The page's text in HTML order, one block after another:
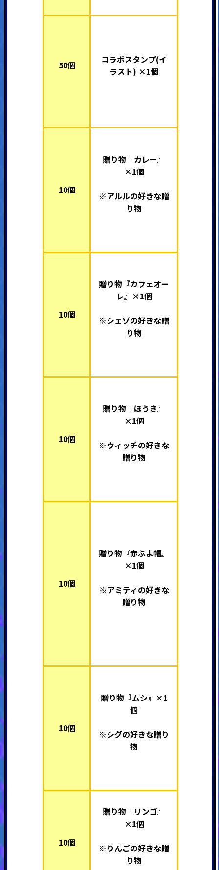
50個
コラボスタンプ(イ
ラスト) ×1個
10個
贈り物『カレー』
×1個
※アルルの好きな贈
り物
10個
贈り物『カフェオー
レ』×1個
※シェゾの好きな贈
り物
10個
贈り物『ほうき』
×1個
※ウィッチの好きな
贈り物
10個
贈り物『赤ぷよ帽』
×1個
※アミティの好きな
贈り物
10個
贈り物『ムシ』×1
個
※シグの好きな贈り
物
10個
贈り物『リンゴ』
×1個
※りんごの好きな贈
り物